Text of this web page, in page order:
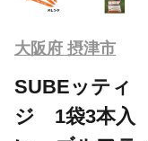
大阪府 摂津市
SUBEッテ
ジ 1袋3本入